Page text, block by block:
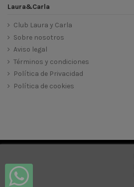
Laura&Carla
Club Laura y Carla
Sobre nosotros
Aviso legal
Términos y condiciones
Política de Privacidad
Política de cookies